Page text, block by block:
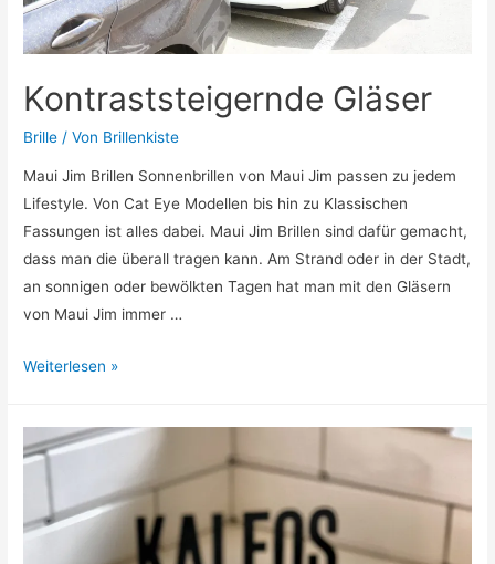
Kontraststeigernde Gläser
Brille / Von Brillenkiste
Maui Jim Brillen Sonnenbrillen von Maui Jim passen zu jedem
Lifestyle. Von Cat Eye Modellen bis hin zu Klassischen
Fassungen ist alles dabei. Maui Jim Brillen sind dafür gemacht,
dass man die überall tragen kann. Am Strand oder in der Stadt,
an sonnigen oder bewölkten Tagen hat man mit den Gläsern
von Maui Jim immer …
Kontraststeigernde
Weiterlesen »